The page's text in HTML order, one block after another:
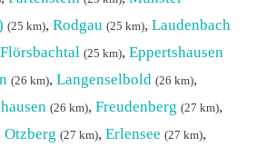
(25 km), Rodgau (25 km), Laudenbach
Flörsbachtal (25 km), Eppertshausen
(26 km), Langenselbold (26 km),
(26 km), Freudenberg (27 km),
Otzberg (27 km), Erlensee (27 km),